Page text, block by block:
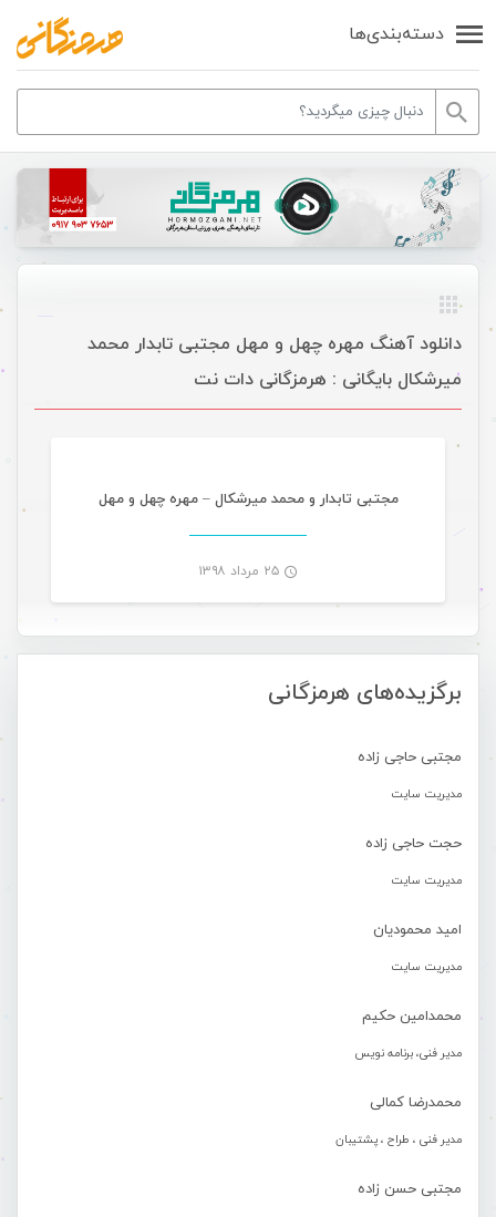
دسته‌بندی‌ها
برگزیده‌های هرمزگانی
مجتبی حاجی زاده
مدیریت سایت
حجت حاجی زاده
مدیریت سایت
امید محمودیان
مدیریت سایت
محمدامین حکیم
مدیر فنی، برنامه نویس
محمدرضا کمالی
مدیر فنی ، طراح ، پشتیبان
مجتبی حسن زاده
دانلود آهنگ مهره چهل و مهل مجتبی تابدار محمد
میرشکال بایگانی : هرمزگانی دات نت
مجتبی تابدار و محمد میرشکال – مهره چهل و مهل
۲۵ مرداد ۱۳۹۸